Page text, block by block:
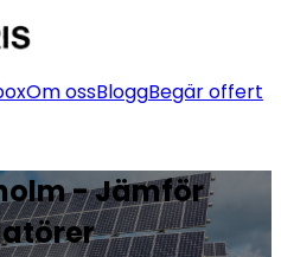
Om ossBloggBegär offert
- Jämför